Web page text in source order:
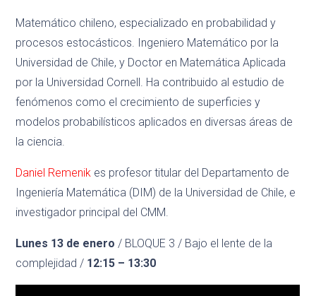
Matemático chileno, especializado en probabilidad y
procesos estocásticos. Ingeniero Matemático por la
Universidad de Chile, y Doctor en Matemática Aplicada
por la Universidad Cornell. Ha contribuido al estudio de
fenómenos como el crecimiento de superficies y
modelos probabilísticos aplicados en diversas áreas de
la ciencia.
Daniel Remenik es profesor titular del Departamento de
Ingeniería Matemática (DIM) de la Universidad de Chile, e
investigador principal del CMM.
Lunes 13 de enero / BLOQUE 3 / Bajo el lente de la
complejidad / 12:15 – 13:30